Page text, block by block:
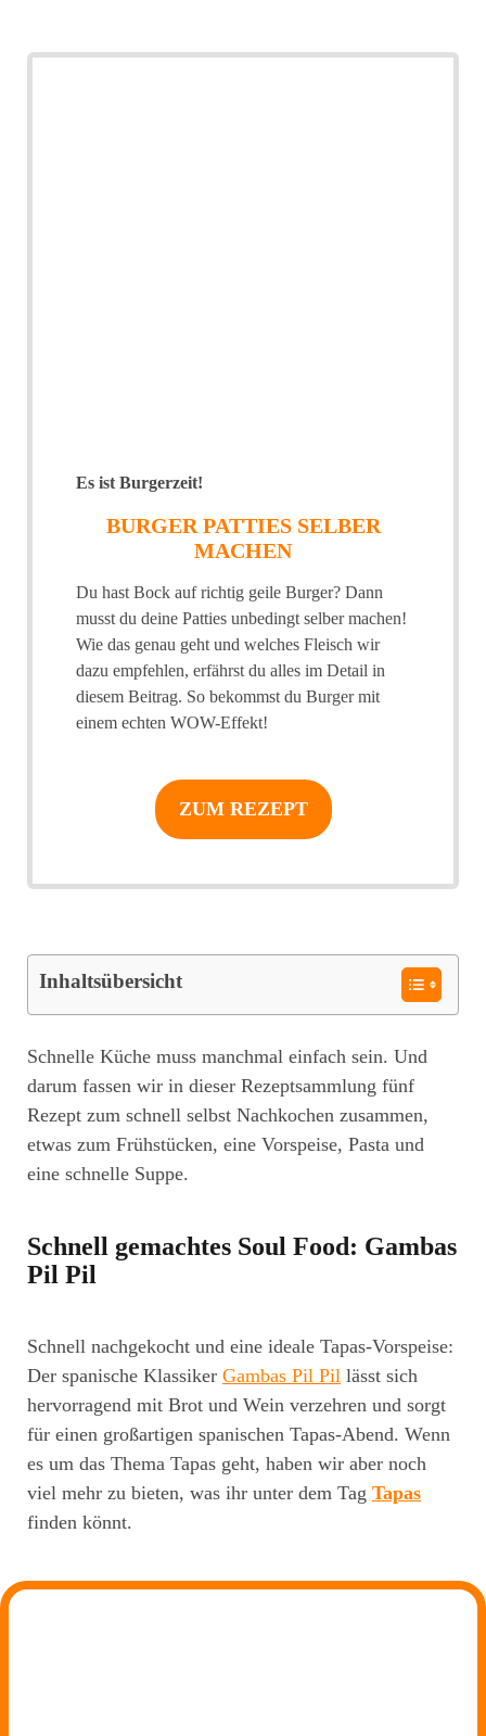
Es ist Burgerzeit!
BURGER PATTIES SELBER
MACHEN
Du hast Bock auf richtig geile Burger? Dann
musst du deine Patties unbedingt selber machen!
Wie das genau geht und welches Fleisch wir
dazu empfehlen, erfährst du alles im Detail in
diesem Beitrag. So bekommst du Burger mit
einem echten WOW-Effekt!
ZUM REZEPT
Inhaltsübersicht
Schnelle Küche muss manchmal einfach sein. Und
darum fassen wir in dieser Rezeptsammlung fünf
Rezept zum schnell selbst Nachkochen zusammen,
etwas zum Frühstücken, eine Vorspeise, Pasta und
eine schnelle Suppe.
Schnell gemachtes Soul Food: Gambas
Pil Pil
Schnell nachgekocht und eine ideale Tapas-Vorspeise:
Der spanische Klassiker Gambas Pil Pil lässt sich
hervorragend mit Brot und Wein verzehren und sorgt
für einen großartigen spanischen Tapas-Abend. Wenn
es um das Thema Tapas geht, haben wir aber noch
viel mehr zu bieten, was ihr unter dem Tag Tapas
finden könnt.